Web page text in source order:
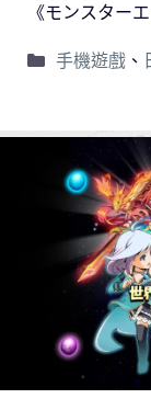
《モンスター
手機遊戲、